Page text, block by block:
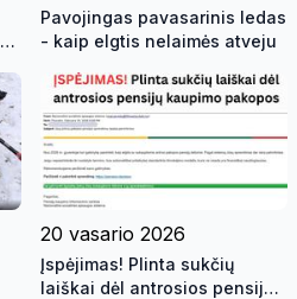
Pavojingas pavasarinis ledas
- kaip elgtis nelaimės atveju
20 vasario 2026
Įspėjimas! Plinta sukčių
laiškai dėl antrosios pensijų